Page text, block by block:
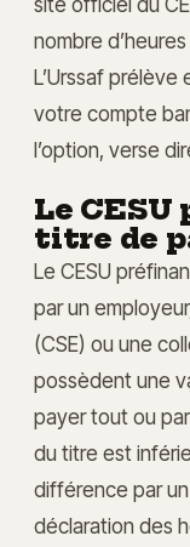
nombre
L’Urssaf
votre compte
l’option, verse
Le
titre de
Le CESU
par un
(CSE) ou une
possèdent une
payer tout ou
du titre est
différence par
déclaration des